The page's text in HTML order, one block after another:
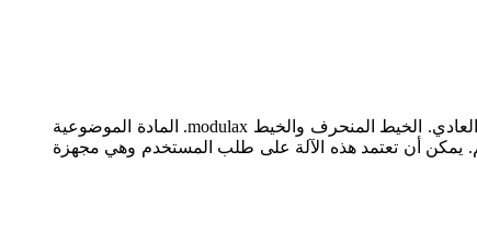
يستخدم هذا النموذج بشكل أساسي للضغط على الأجزاء القياسية الدقيقة من الخيط الخارجي والقوة العالية، بما في ذلك الخيط العادي. الخيط المنحرف والخيط modulax. المادة الموضوعية
الكربوني والفولاذ الليلي والمعادن الحديدية مع استطالة تزيد عن 10٪ وقوة شد أقل من 1000 نيوتن/مم. يمكن أن تعتمد هذه الآلة على طلب المستخدم وهي مجهزة